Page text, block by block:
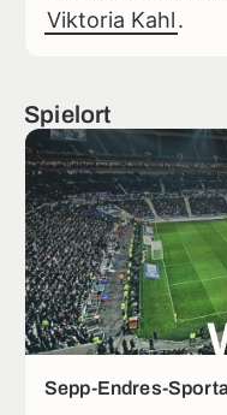
Viktoria Kahl.
Spielort
Sepp-Endres-